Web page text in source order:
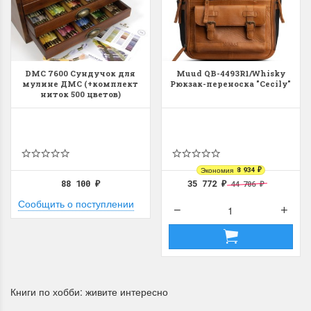
Dimensions 35231
Willow Swan
Хороший набор
Отличный набор, канва,
нитки и схема, всё в
Ларина Евгения Красивый
DMC 7600 Сундучок для
мулине ДМС (+комплект
ниток 500 цветов)
88 100₽
Сообщить о поступлении
Muud QB-4493R1/Whisky
Рюкзак-переноска "Cecily"
Экономия 8 934 ₽
35 772 ₽ 44 706₽
Книги по хобби: живите интересно